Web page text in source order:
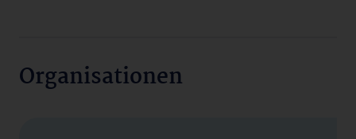
Organisationen